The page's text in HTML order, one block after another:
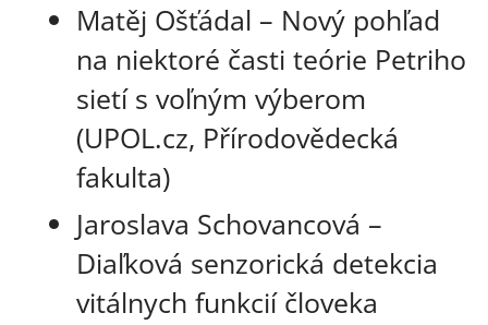
Matěj Ošťádal – Nový pohľad
na niektoré časti teórie Petriho
sietí s voľným výberom
(UPOL.cz, Přírodovědecká
fakulta)
Jaroslava Schovancová –
Diaľková senzorická detekcia
vitálnych funkcií človeka